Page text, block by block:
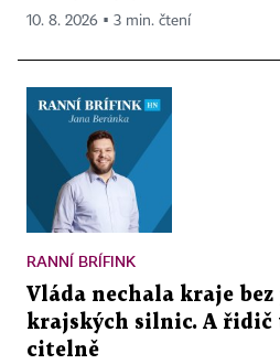
10. 8. 2026 ▪ 3 min. čtení
RANNÍ BRÍFINK
Vláda nechala kraje bez
krajských silnic. A řidič
citelně